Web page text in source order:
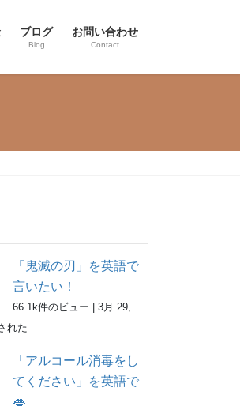
ブログ
Blog
お問い合わせ
Contact
「鬼滅の刃」を英語で
言いたい！
66.1k件のビュー |3月 29,
れた
「アルコール消毒をし
てください」を英語で
👄